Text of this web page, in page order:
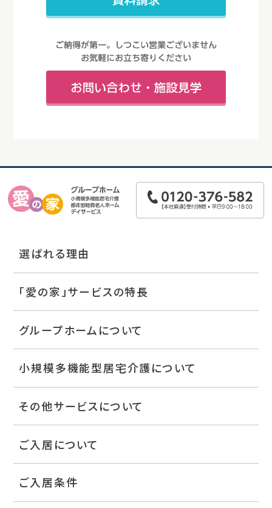
選ばれる理由
「愛の家」サービスの特長
グループホームについて
小規模多機能型居宅介護について
その他サービスについて
ご入居について
ご入居条件